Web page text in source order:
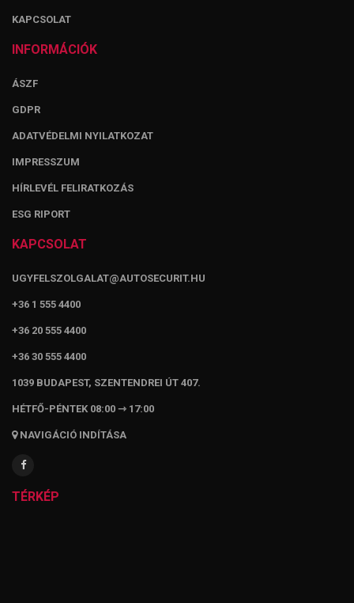
KAPCSOLAT
INFORMÁCIÓK
ÁSZF
GDPR
ADATVÉDELMI NYILATKOZAT
IMPRESSZUM
HÍRLEVÉL FELIRATKOZÁS
ESG RIPORT
KAPCSOLAT
UGYFELSZOLGALAT@AUTOSECURIT.HU
+36 1 555 4400
+36 20 555 4400
+36 30 555 4400
1039 BUDAPEST, SZENTENDREI ÚT 407.
HÉTFŐ-PÉNTEK 08:00 ⇾ 17:00
NAVIGÁCIÓ INDÍTÁSA
TÉRKÉP